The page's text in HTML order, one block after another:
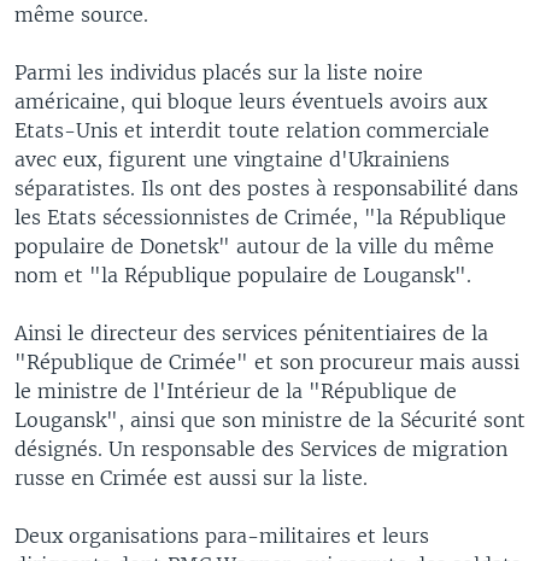
même source.
Parmi les individus placés sur la liste noire
américaine, qui bloque leurs éventuels avoirs aux
Etats-Unis et interdit toute relation commerciale
avec eux, figurent une vingtaine d'Ukrainiens
séparatistes. Ils ont des postes à responsabilité dans
les Etats sécessionnistes de Crimée, "la République
populaire de Donetsk" autour de la ville du même
nom et "la République populaire de Lougansk".
Ainsi le directeur des services pénitentiaires de la
"République de Crimée" et son procureur mais aussi
le ministre de l'Intérieur de la "République de
Lougansk", ainsi que son ministre de la Sécurité sont
désignés. Un responsable des Services de migration
russe en Crimée est aussi sur la liste.
Deux organisations para-militaires et leurs